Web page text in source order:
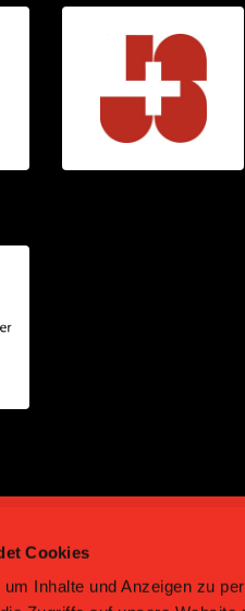
Cookies
Inhalte und Anzeigen zu